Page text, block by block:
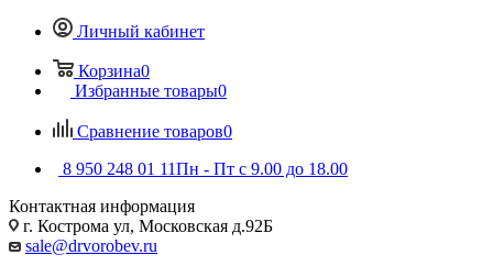
Личный кабинет
Корзина0
Избранные товары0
Сравнение товаров0
8 950 248 01 11Пн - Пт с 9.00 до 18.00
Контактная информация
г. Кострома ул, Московская д.92Б
sale@drvorobev.ru